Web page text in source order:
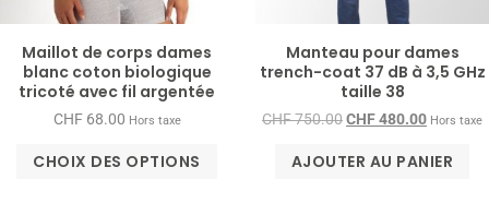
Maillot de corps dames
blanc coton biologique
tricoté avec fil argentée
CHF68.00 Hors taxe
CHOIX DES OPTIONS
Manteau pour dames
trench-​coat 37 dB à 3,5 GHz
taille 38
CHF750.00CHF480.00 Hors taxe
AJOUTER AU PANIER